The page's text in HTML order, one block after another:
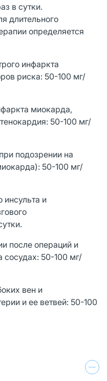
в сутки.
длительного
определяется
инфаркта
риска: 50-100 мг/
миокарда,
50-100 мг/
подозрении на
50-100 мг/
и
после операций и
сосудах: 50-100 мг/
вен и
и ее ветвей: 50-100